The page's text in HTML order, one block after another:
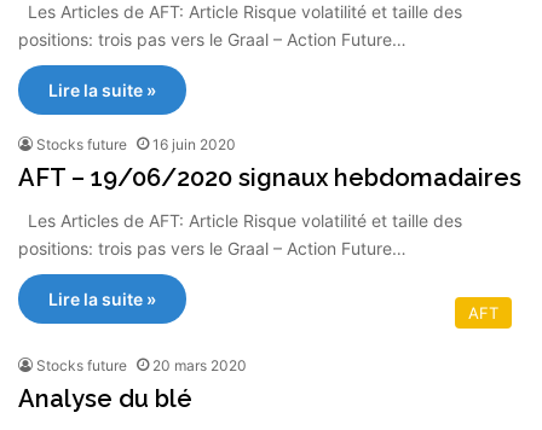
Les Articles de AFT: Article Risque volatilité et taille des
positions: trois pas vers le Graal – Action Future…
Lire la suite »
Stocks future 16 juin 2020
AFT – 19/06/2020 signaux hebdomadaires
Les Articles de AFT: Article Risque volatilité et taille des
positions: trois pas vers le Graal – Action Future…
Lire la suite »
AFT
Stocks future 20 mars 2020
Analyse du blé